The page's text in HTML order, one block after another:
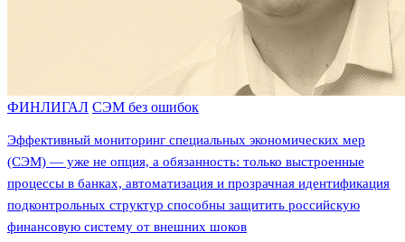
ФИНЛИГАЛ СЭМ без ошибок
Эффективный мониторинг специальных экономических мер
(СЭМ) — уже не опция, а обязанность: только выстроенные
процессы в банках, автоматизация и прозрачная идентификация
подконтрольных структур способны защитить российскую
финансовую систему от внешних шоков